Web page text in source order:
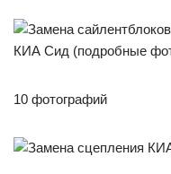
10 фотографий